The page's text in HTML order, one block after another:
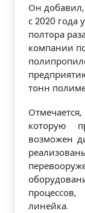
Он
с 2020 года
полтора
компании
тонн
которую
возможен
линейка.